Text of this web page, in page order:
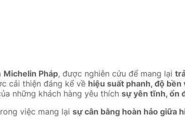
Michelin Pháp, được nghiên cứu để mang lại
cải thiện đáng kể về hiệu suất phanh, độ
những khách hàng yêu thích sự yên tĩnh, ổn
việc mang lại sự cân bằng hoàn hảo giữa